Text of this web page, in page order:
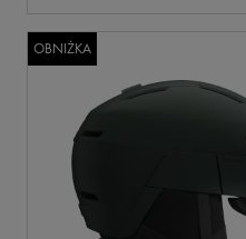
OBNIŻKA